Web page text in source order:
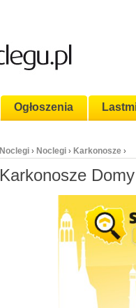
Ogłoszenia
Noclegi › Noclegi › Karkonosze ›
Karkonosze